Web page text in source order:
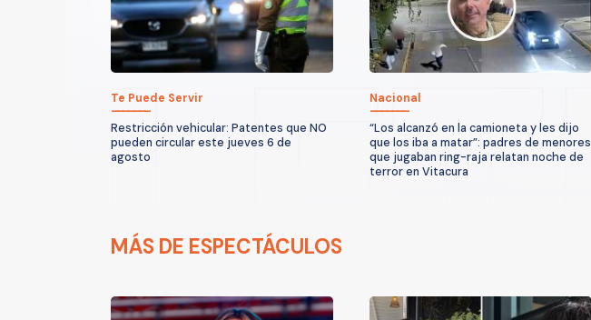
Te Puede Servir
Restricción vehicular: Patentes que NO
pueden circular este jueves 6 de
agosto
Nacional
“Los alcanzó en la camioneta y les dijo
que los iba a matar”: padres de menores
que jugaban ring-raja relatan noche de
terror en Vitacura
MÁS DE ESPECTÁCULOS